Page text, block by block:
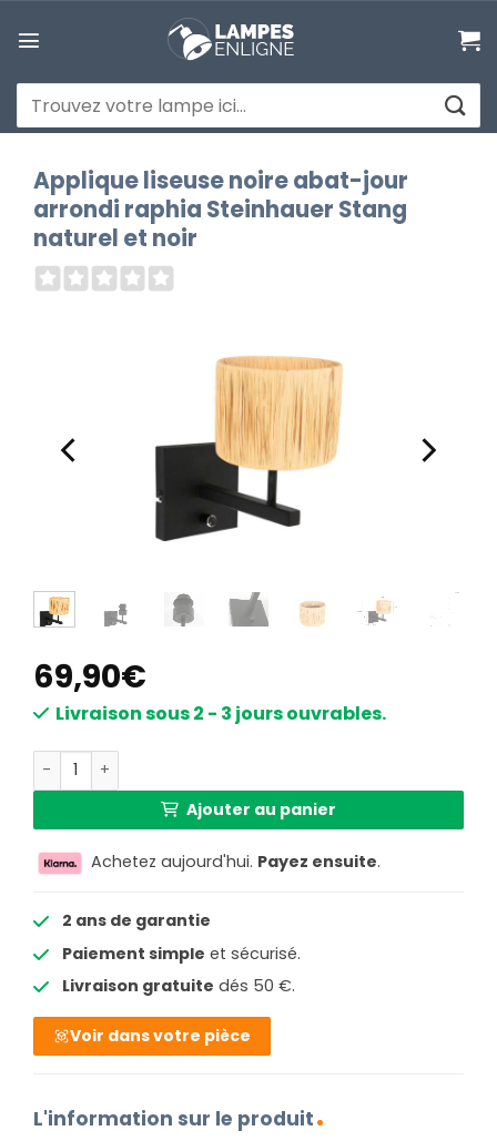
au
Recherche
pour :
Applique liseuse noire abat-jour
arrondi raphia Steinhauer Stang
naturel et noir
69,90€
Livraison sous 2 - 3 jours ouvrables.
quantité de Applique liseuse noire abat-jour arrondi
Ajouter au panier
Achetez aujourd'hui. Payez ensuite.
2 ans de garantie
Paiement simple et sécurisé.
Livraison gratuite dés 50 €.
Voir dans votre pièce
L'information sur le produit